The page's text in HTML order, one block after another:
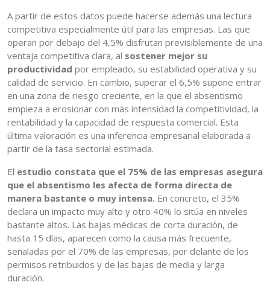
A partir de estos datos puede hacerse además una lectura
competitiva especialmente útil para las empresas. Las que
operan por debajo del 4,5% disfrutan previsiblemente de una
ventaja competitiva clara, al sostener mejor su
productividad por empleado, su estabilidad operativa y su
calidad de servicio. En cambio, superar el 6,5% supone entrar
en una zona de riesgo creciente, en la que el absentismo
empieza a erosionar con más intensidad la competitividad, la
rentabilidad y la capacidad de respuesta comercial. Esta
última valoración es una inferencia empresarial elaborada a
partir de la tasa sectorial estimada.
El estudio constata que el 75% de las empresas asegura
que el absentismo les afecta de forma directa de
manera bastante o muy intensa. En concreto, el 35%
declara un impacto muy alto y otro 40% lo sitúa en niveles
bastante altos. Las bajas médicas de corta duración, de
hasta 15 días, aparecen como la causa más frecuente,
señaladas por el 70% de las empresas, por delante de los
permisos retribuidos y de las bajas de media y larga
duración.